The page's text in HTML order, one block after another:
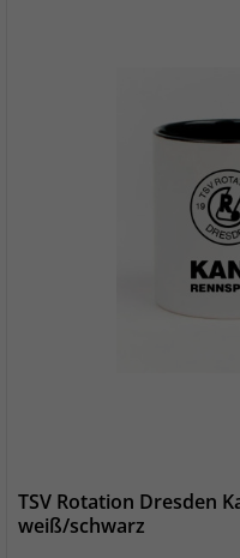
TSV Rotation Dresden
weiß/schwarz